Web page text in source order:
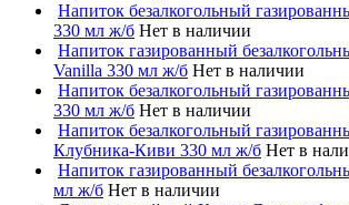
Напиток безалкогольный
330 мл ж/б Нет в наличии
Напиток газированный
Vanilla 330 мл ж/б Нет в наличии
Напиток безалкогольный
330 мл ж/б Нет в наличии
Напиток безалкогольный
Клубника-Киви 330 мл ж/б Нет в
Напиток газированный
мл ж/б Нет в наличии